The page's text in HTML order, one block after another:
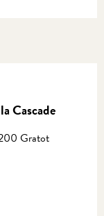
Cascade
Gratot